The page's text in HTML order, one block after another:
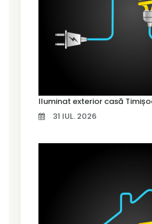
31 IUL. 2026